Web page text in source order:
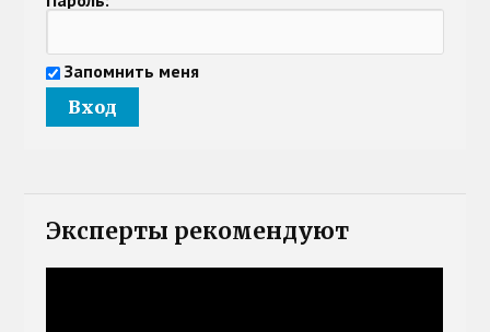
Запомнить меня
Эксперты рекомендуют